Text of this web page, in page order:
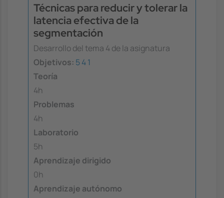
Técnicas para reducir y tolerar la
latencia efectiva de la
segmentación
Desarrollo del tema 4 de la asignatura
Objetivos: 541
Teoría
4h
Problemas
4h
Laboratorio
5h
Aprendizaje dirigido
0h
Aprendizaje autónomo